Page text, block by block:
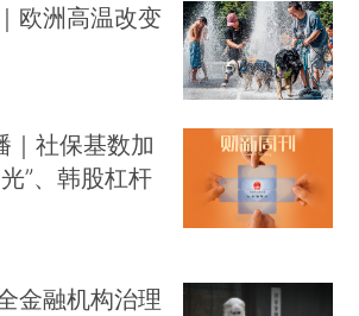
欧洲高温改变
｜社保基数加
”、韩股杠杆
金融机构治理